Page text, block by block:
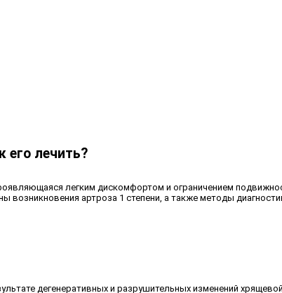
его лечить?
легким дискомфортом и ограничением
артроза 1 степени, а также методы
дегенеративных и разрушительных изменений